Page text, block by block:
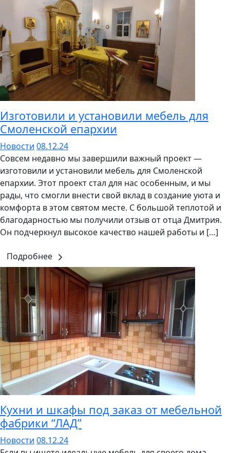
Изготовили и установили мебель для
Смоленской епархии
Новости 08.12.24
Совсем недавно мы завершили важный проект —
изготовили и установили мебель для Смоленской
епархии. Этот проект стал для нас особенным, и мы
рады, что смогли внести свой вклад в создание уюта и
комфорта в этом святом месте. С большой теплотой и
благодарностью мы получили отзыв от отца Дмитрия.
Он подчеркнул высокое качество нашей работы и […]
Подробнее
Кухни и шкафы под заказ от мебельной
фабрики “ЛАД”
Новости 08.12.24